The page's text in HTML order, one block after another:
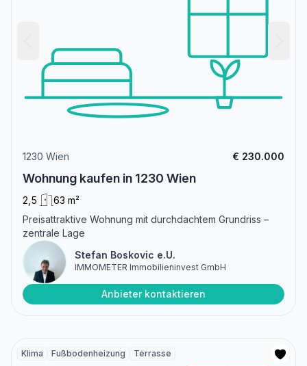
1230 Wien € 230.000
Wohnung kaufen in 1230 Wien
2,5
63 m²
Preisattraktive Wohnung mit durchdachtem Grundriss –
zentrale Lage
Stefan Boskovic e.U.
IMMOMETER Immobilieninvest GmbH
Anbieter kontaktieren
Klima Fußbodenheizung Terrasse